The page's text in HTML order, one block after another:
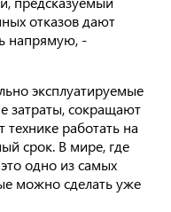
отказов дают
напрямую, -
эксплуатируемые
затраты, сокращают
работать на
срок. В мире, где
одно из самых
можно сделать уже